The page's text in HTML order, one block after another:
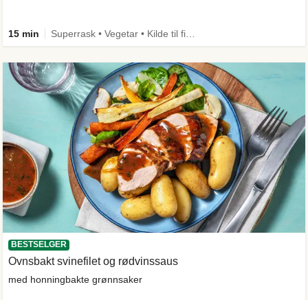
15 min
BESTSELGER
Ovnsbakt svinefilet og rødvinssaus
med honningbakte grønnsaker